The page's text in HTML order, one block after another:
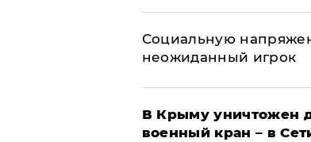
Социальную
неожиданный игрок
В Крыму уничтожен
военный кран – в